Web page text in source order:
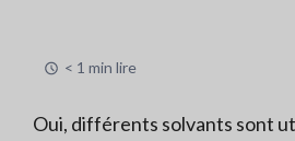
< 1 min lire
Oui, différents solvants sont